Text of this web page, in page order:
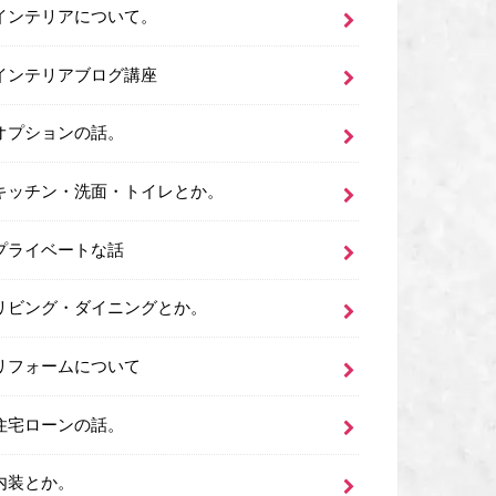
ンテリアについて。
ンテリアブログ講座
プションの話。
ッチン・洗面・トイレとか。
ライベートな話
ビング・ダイニングとか。
フォームについて
宅ローンの話。
装とか。